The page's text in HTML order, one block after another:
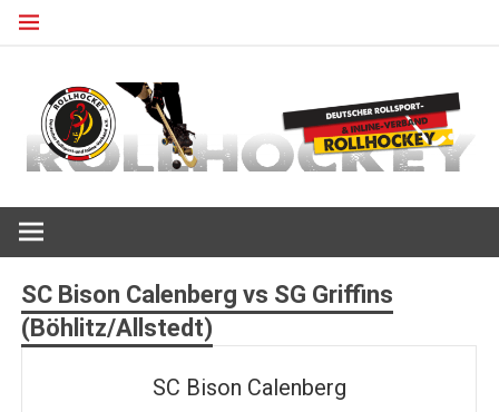
Zum
SC Bison Calenberg vs SG Griffins
(Böhlitz/Allstedt)
SC Bison Calenberg